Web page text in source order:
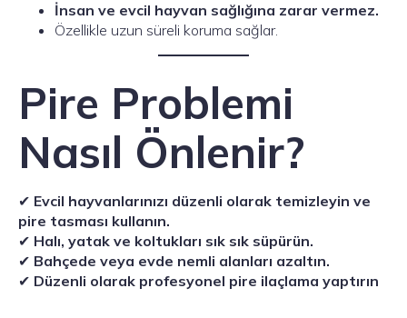
İnsan ve evcil hayvan sağlığına zarar vermez.
Özellikle uzun süreli koruma sağlar.
Pire Problemi
Nasıl Önlenir?
✔ Evcil hayvanlarınızı düzenli olarak temizleyin ve
pire tasması kullanın.
✔ Halı, yatak ve koltukları sık sık süpürün.
✔ Bahçede veya evde nemli alanları azaltın.
✔ Düzenli olarak profesyonel pire ilaçlama yaptırın